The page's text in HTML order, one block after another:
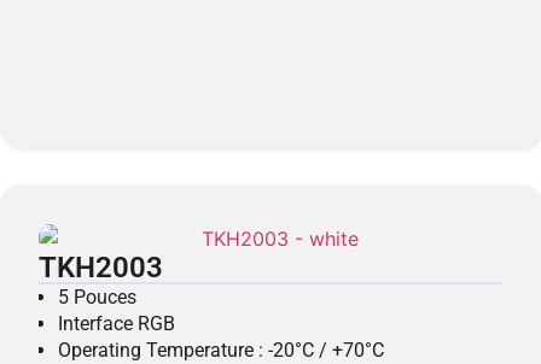
TKH2003
5 Pouces
Interface RGB
Operating Temperature : -20°C / +70°C